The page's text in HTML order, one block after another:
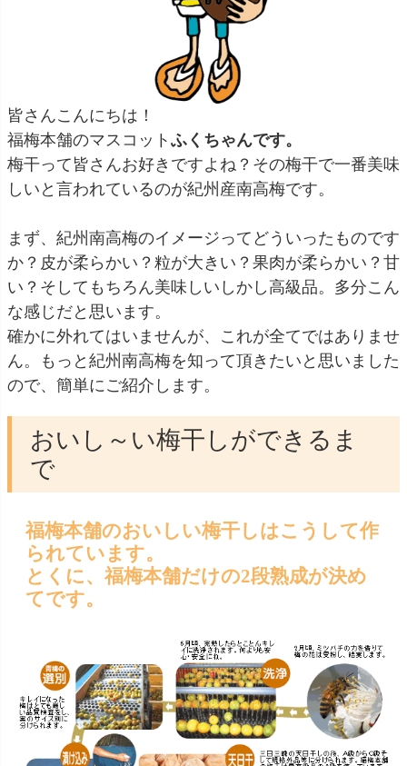
皆さんこんにちは！
福梅本舗のマスコット ふくちゃんです。
梅干って皆さんお好きですよね？その梅干で一番美味
しいと言われているのが紀州産南高梅です。
まず、紀州南高梅のイメージってどういったものです
か？皮が柔らかい？粒が大きい？果肉が柔らかい？甘
い？そしてもちろん美味しいしかし高級品。多分こん
な感じだと思います。
確かに外れてはいませんが、これが全てではありませ
ん。もっと紀州南高梅を知って頂きたいと思いました
ので、簡単にご紹介します。
おいし～い梅干しができるま
で
福梅本舗のおいしい梅干しはこうして作
られています。
とくに、福梅本舗だけの2段熟成が決め
てです。